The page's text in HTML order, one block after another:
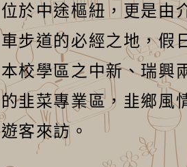
位於中途樞紐，更是由
車步道的必經之地，假
本校學區之中新、瑞興
的韭菜專業區，韭鄉風
遊客來訪。